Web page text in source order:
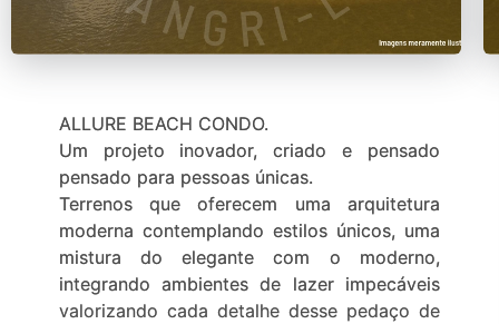
ALLURE BEACH CONDO.
Um projeto inovador, criado e pensado
pensado para pessoas únicas.
Terrenos que oferecem uma arquitetura
moderna contemplando estilos únicos, uma
mistura do elegante com o moderno,
integrando ambientes de lazer impecáveis
valorizando cada detalhe desse pedaço de